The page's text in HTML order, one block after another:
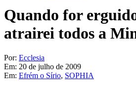
Quando for
atrairei todos a
Por: Ecclesia
Em: 20 de julho de 2009
Em: Efrém o Sírio, SOPHIA